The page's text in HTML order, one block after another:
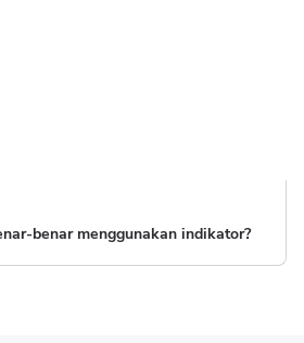
benar menggunakan indikator?